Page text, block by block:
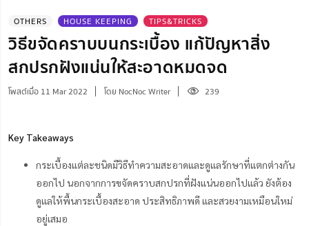
OTHERS HOUSE KEEPING TIPS&TRICKS
วิธีขจัดคราบบนกระเบื้อง แก้ปัญหาสิ่ง
สกปรกฝังแน่นให้สะอาดหมดจด
โพสต์เมื่อ 11 Mar 2022 โดย NocNoc Writer 239
Key Takeaways
กระเบื้องแต่ละชนิดมีวิธีทำความสะอาดและดูแลรักษาที่แตกต่างกัน
ออกไป นอกจากการขจัดคราบสกปรกที่ฝังแน่นออกไปแล้ว ยังต้อง
ดูแลให้พื้นกระเบื้องสะอาด ประสิทธิภาพดี และสวยงามเหมือนใหม่
อยู่เสมอ